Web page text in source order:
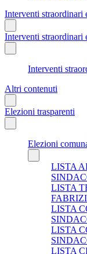
Interventi straordinari
Interventi straordinari
Interventi
Altri contenuti
Elezioni trasparenti
Elezioni
LISTA
LISTA
LISTA
LISTA
LISTA